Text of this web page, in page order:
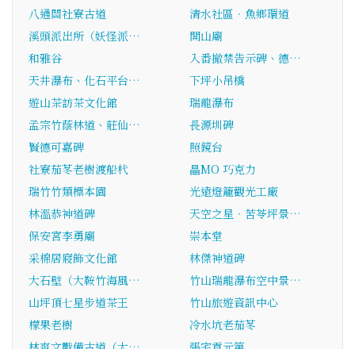
八通關社寮古道
清水社區．魚鄉環道
溪頭派出所（妖怪派…
開山廟
和雅谷
入番撤禁告示碑、德…
天井瀑布、化石平台…
下坪小吊橋
遊山茶訪茶文化館
瑞龍瀑布
孟宗竹蔭林道、莊仙…
長源圳碑
賢德可嘉碑
照鏡台
社寮茄苳老樹渡船杙
瞐MO 巧克力
瑞竹竹類標本園
光遠燈籠觀光工廠
林溫恭神道碑
天空之星．苦苓坪景…
保安宮李勇廟
崇本堂
采棉居寢飾文化館
林傑神道碑
大石壁（大鞍竹海風…
竹山瑞龍瀑布空中景…
山坪頂七星步道茶王
竹山旅遊資訊中心
檬果老樹
冷水坑老茄苳